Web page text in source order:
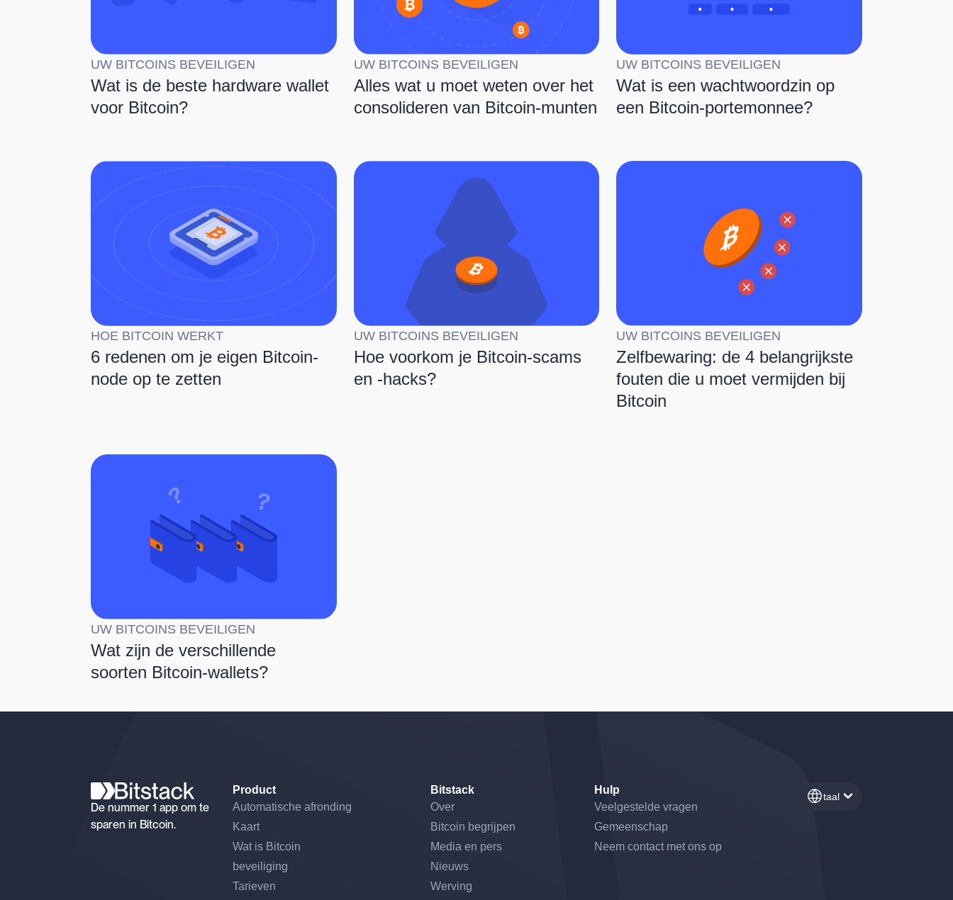
UW BITCOINS BEVEILIGEN
Wat is de beste hardware wallet
voor Bitcoin?
UW BITCOINS BEVEILIGEN
Alles wat u moet weten over het
consolideren van Bitcoin-munten
UW BITCOINS BEVEILIGEN
Wat is een wachtwoordzin op
een Bitcoin-portemonnee?
HOE BITCOIN WERKT
6 redenen om je eigen Bitcoin-
node op te zetten
UW BITCOINS BEVEILIGEN
Hoe voorkom je Bitcoin-scams
en -hacks?
UW BITCOINS BEVEILIGEN
Zelfbewaring: de 4 belangrijkste
fouten die u moet vermijden bij
Bitcoin
UW BITCOINS BEVEILIGEN
Wat zijn de verschillende
soorten Bitcoin-wallets?
De nummer 1 app om te
sparen in Bitcoin.
Product
Automatische afronding
Kaart
Wat is Bitcoin
beveiliging
Tarieven
Bitstack
Over
Bitcoin begrijpen
Media en pers
Nieuws
Werving
Hulp
Veelgestelde vragen
Gemeenschap
Neem contact met ons op
taal